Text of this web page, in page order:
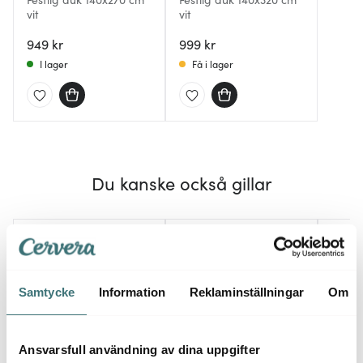
Samtycke Information Reklaminställningar Om
Ansvarsfull användning av dina uppgifter
vit
949 kr
I lager
vit
999 kr
Få i lager
Du kanske också gillar